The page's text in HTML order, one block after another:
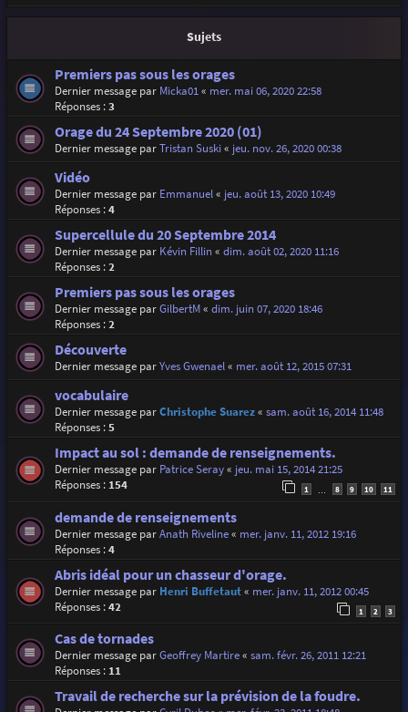
Sujets
Premiers pas sous les orages
Dernier message par Micka01« mer. mai 06, 2020 22:58
Réponses :3
Orage du 24 Septembre 2020 (01)
Dernier message parTristan Suski« jeu. nov. 26, 2020 00:38
Vidéo
Dernier message par Emmanuel« jeu. août 13, 2020 10:49
Réponses :4
Supercellule du 20 Septembre 2014
Dernier message par Kévin Fillin« dim. août 02, 2020 11:16
Réponses :2
Premiers pas sous les orages
Dernier message parGilbertM« dim. juin 07, 2020 18:46
Réponses :2
Découverte
Dernier message parYves Gwenael« mer. août 12, 2015 07:31
vocabulaire
Dernier message parChristophe Suarez« sam. août 16, 2014 11:48
Réponses :5
Impact au sol : demande de renseignements.
Dernier message par Patrice Seray« jeu. mai 15, 2014 21:25
Réponses : 154 1 8 9 10 11
demande de renseignements
Dernier message parAnath Riveline« mer. janv. 11, 2012 19:16
Réponses :4
Abris idéal pour un chasseur d'orage.
Dernier message par Henri Buffetaut« mer. janv. 11, 2012 00:45
Réponses :42 1 2 3
Cas de tornades
Dernier message parGeoffrey Martire« sam. févr. 26, 2011 12:21
Réponses : 11
Travail de recherche sur la prévision de la foudre.